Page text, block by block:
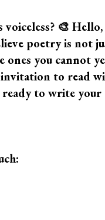
🎨 Hello,
poetry is not
you cannot
to read
to write